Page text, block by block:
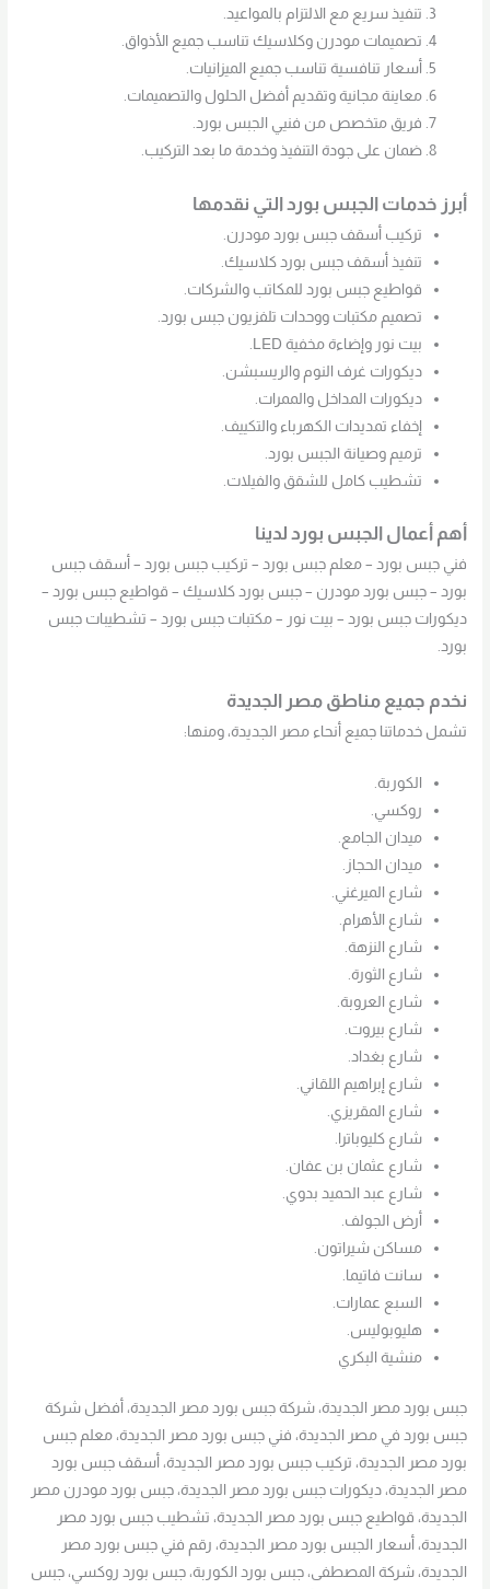
تنفيذ سريع مع الالتزام بالمواعيد.
تصميمات مودرن وكلاسيك تناسب جميع الأذواق.
أسعار تنافسية تناسب جميع الميزانيات.
معاينة مجانية وتقديم أفضل الحلول والتصميمات.
فريق متخصص من فنيي الجبس بورد.
ضمان على جودة التنفيذ وخدمة ما بعد التركيب.
أبرز خدمات الجبس بورد التي نقدمها
تركيب أسقف جبس بورد مودرن.
تنفيذ أسقف جبس بورد كلاسيك.
قواطيع جبس بورد للمكاتب والشركات.
تصميم مكتبات ووحدات تلفزيون جبس بورد.
بيت نور وإضاءة مخفية LED.
ديكورات غرف النوم والريسبشن.
ديكورات المداخل والممرات.
إخفاء تمديدات الكهرباء والتكييف.
ترميم وصيانة الجبس بورد.
تشطيب كامل للشقق والفيلات.
أهم أعمال الجبس بورد لدينا
فني جبس بورد – معلم جبس بورد – تركيب جبس بورد – أسقف جبس
بورد – جبس بورد مودرن – جبس بورد كلاسيك – قواطيع جبس بورد –
ديكورات جبس بورد – بيت نور – مكتبات جبس بورد – تشطيبات جبس
بورد.
نخدم جميع مناطق مصر الجديدة
تشمل خدماتنا جميع أنحاء مصر الجديدة، ومنها:
الكوربة.
روكسي.
ميدان الجامع.
ميدان الحجاز.
شارع الميرغني.
شارع الأهرام.
شارع النزهة.
شارع الثورة.
شارع العروبة.
شارع بيروت.
شارع بغداد.
شارع إبراهيم اللقاني.
شارع المقريزي.
شارع كليوباترا.
شارع عثمان بن عفان.
شارع عبد الحميد بدوي.
أرض الجولف.
مساكن شيراتون.
سانت فاتيما.
السبع عمارات.
هليوبوليس.
منشية البكري
جبس بورد مصر الجديدة، شركة جبس بورد مصر الجديدة، أفضل شركة
جبس بورد في مصر الجديدة، فني جبس بورد مصر الجديدة، معلم جبس
بورد مصر الجديدة، تركيب جبس بورد مصر الجديدة، أسقف جبس بورد
مصر الجديدة، ديكورات جبس بورد مصر الجديدة، جبس بورد مودرن مصر
الجديدة، قواطيع جبس بورد مصر الجديدة، تشطيب جبس بورد مصر
الجديدة، أسعار الجبس بورد مصر الجديدة، رقم فني جبس بورد مصر
الجديدة، شركة المصطفى، جبس بورد الكوربة، جبس بورد روكسي، جبس